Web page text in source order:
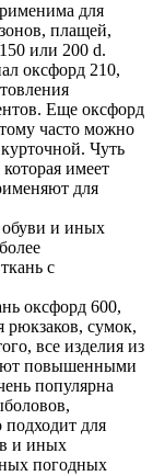
для
плащей,
или 200 d.
оксфорд 210,
Еще оксфорд
часто можно
Чуть
имеет
для
и иных
с
оксфорд 600,
рюкзаков, сумок,
все изделия из
повышенными
популярна
подходит для
и иных
погодных